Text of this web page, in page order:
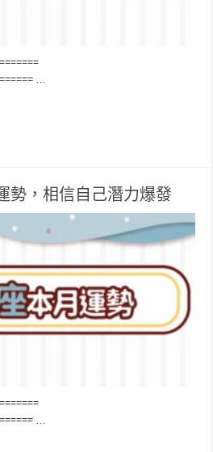
…
勢，相信自己潛力爆發
…